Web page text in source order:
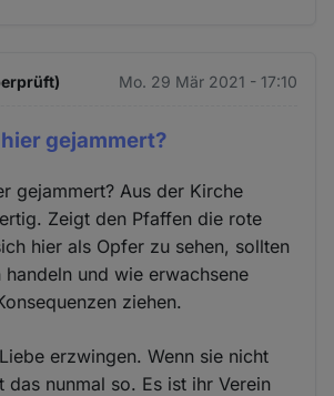
Mo. 29 Mär 2021 - 17:10
gejammert?
gejammert? Aus der Kirche
Zeigt den Pfaffen die rote
hier als Opfer zu sehen, sollten
und wie erwachsene
ziehen.
erzwingen. Wenn sie nicht
das nunmal so. Es ist ihr Verein